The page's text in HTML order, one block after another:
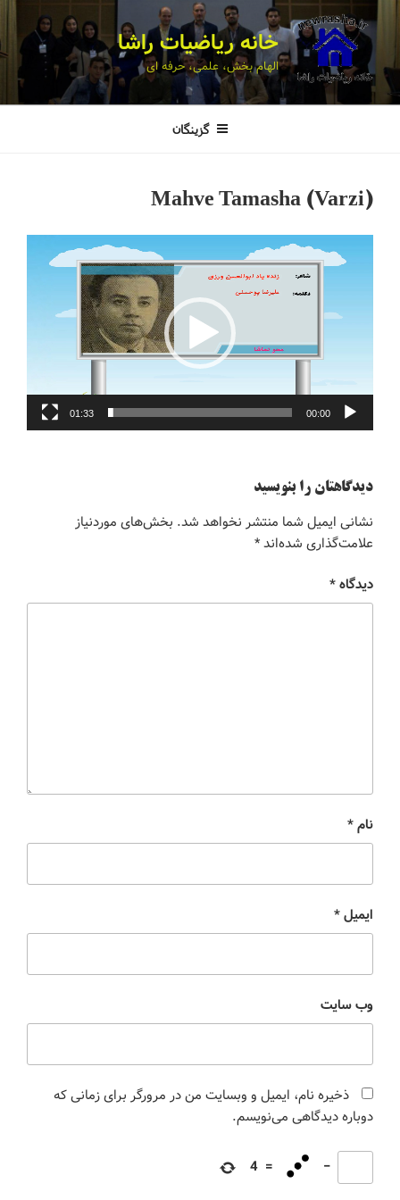
خانه ریاضیات راشا
الهام بخش، علمی، حرفه ای
گزینگان
Mahve Tamasha (Varzi)
00:00
01:33
دیدگاهتان را بنویسید
نشانی ایمیل شما منتشر نخواهد شد. بخش‌های موردنیاز
علامت‌گذاری شده‌اند*
دیدگاه*
نام*
ایمیل*
وب‌ سایت
ذخیره نام، ایمیل و وبسایت من در مرورگر برای زمانی که
دوباره دیدگاهی می‌نویسم.
−
=
4